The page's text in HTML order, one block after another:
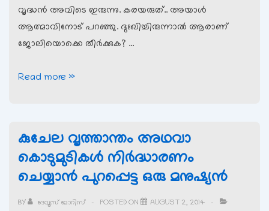
വൃദ്ധന്‍ അവിടെ ഇരുന്നു. കരയരുത്.. അയാള്‍
ആത്മാവിനോട് പറഞ്ഞു. ദുഃഖിച്ചിരുന്നാല്‍ ആരാണ്
ജോലിയൊക്കെ തീര്‍ക്കുക? …
ചമ്പാ
Read more »
കുചേല വൃത്താന്തം അഥവാ
കൊടുമുടികള്‍ നിര്‍ദ്ധാരണം
ചെയ്യാന്‍ പുറപ്പെട്ട ഒരു മനുഷ്യന്‍
BY ദേവൂസ് മോറിസ് POSTED ON
AUGUST 2, 2014